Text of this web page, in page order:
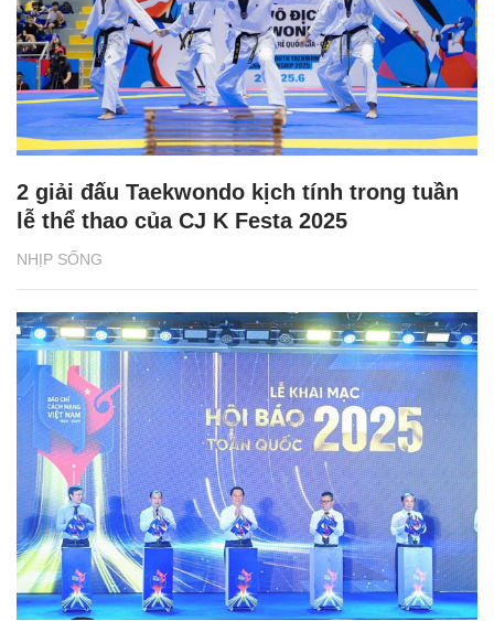
NHỊP SỐNG
2 giải đấu Taekwondo kịch tính trong tuần
lễ thể thao của CJ K Festa 2025